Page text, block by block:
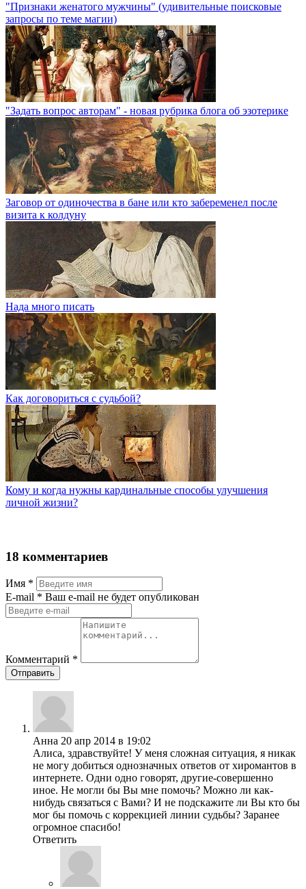
"Признаки женатого мужчины" (удивительные поисковые
запросы по теме магии)
"Задать вопрос авторам" - новая рубрика блога об эзотерике
Заговор от одиночества в бане или кто забеременел после
визита к колдуну
Нада много писать
Как договориться с судьбой?
Кому и когда нужны кардинальные способы улучшения
личной жизни?
18 комментариев
Имя *
Е-mail * Ваш e-mail не будет опубликован
Комментарий *
Отправить
Анна 20 апр 2014 в 19:02
Алиса, здравствуйте! У меня сложная ситуация, я никак
не могу добиться однозначных ответов от хиромантов в
интернете. Одни одно говорят, другие-совершенно
иное. Не могли бы Вы мне помочь? Можно ли как-
нибудь связаться с Вами? И не подскажите ли Вы кто бы
мог бы помочь с коррекцией линии судьбы? Заранее
огромное спасибо!
Ответить